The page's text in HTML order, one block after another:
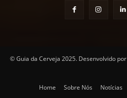
© Guia da Cerveja 2025. Desenvolvido por
Home Sobre Nós Notícias